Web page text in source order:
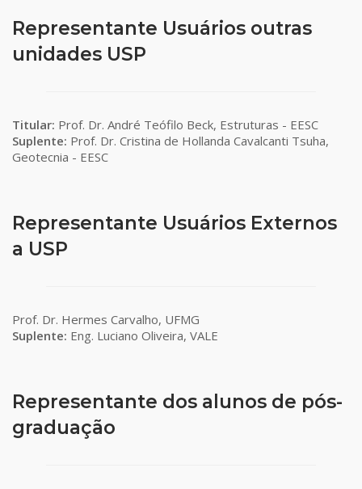
Representante Usuários outras
unidades USP
Titular: Prof. Dr. André Teófilo Beck, Estruturas - EESC
Suplente: Prof. Dr. Cristina de Hollanda Cavalcanti Tsuha,
Geotecnia - EESC
Representante Usuários Externos
a USP
Prof. Dr. Hermes Carvalho, UFMG
Suplente: Eng. Luciano Oliveira, VALE
Representante dos alunos de pós-
graduação